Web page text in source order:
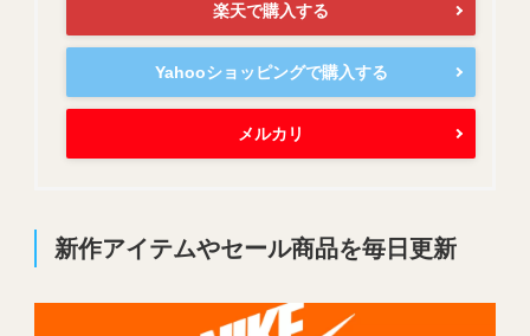
楽天で購入する
Yahooショッピングで購入する
メルカリ
新作アイテムやセール商品を毎日更新